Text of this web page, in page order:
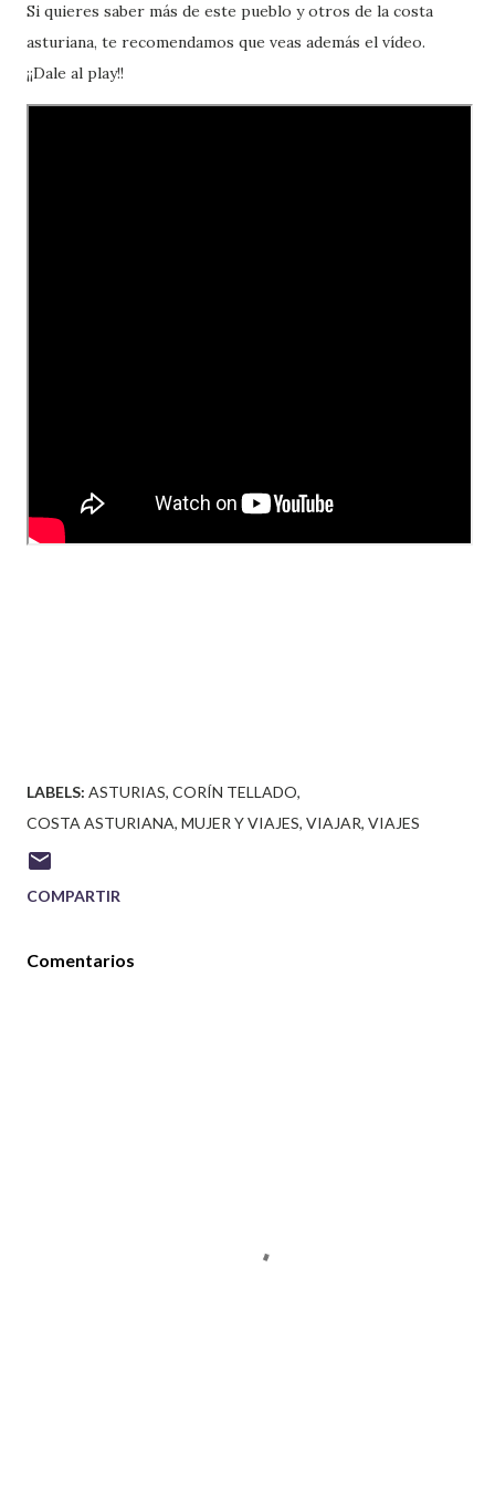
Si quieres saber más de este pueblo y otros de la costa
asturiana, te recomendamos que veas además el vídeo.
¡¡Dale al play!!
LABELS: ASTURIAS CORÍN TELLADO
COSTA ASTURIANA MUJER Y VIAJES VIAJAR VIAJES
COMPARTIR
Comentarios